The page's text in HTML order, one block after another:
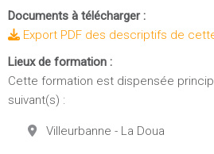
Documents à télécharger :
Export PDF des descriptifs de
Lieux de formation :
Cette formation est dispensée
suivant(s) :
Villeurbanne - La Doua